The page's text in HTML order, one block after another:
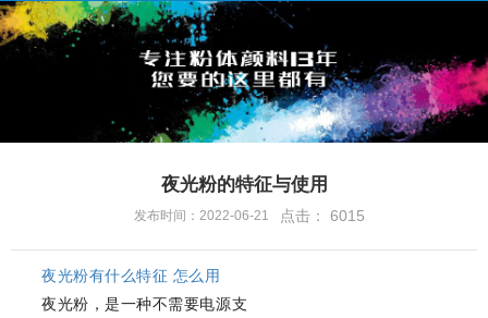
夜光粉的特征与使用
发布时间：2022-06-21 点击： 6015
夜光粉有什么特征 怎么用
夜光粉，是一种不需要电源支